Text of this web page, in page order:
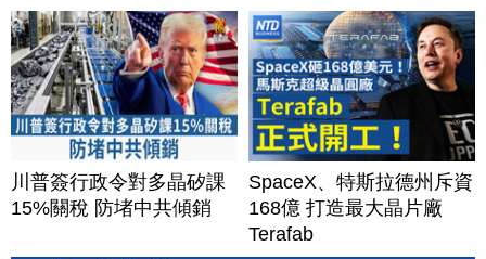
川普簽行政令對多晶矽課
15%關稅 防堵中共傾銷
SpaceX、特斯拉德州斥資
168億 打造最大晶片廠
Terafab